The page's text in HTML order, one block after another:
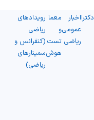
دکترااخبار
عمومی
ریاضی
معما
و
تست
هوش
رویدادهای
ریاضی
(کنفرانس و
سمینارهای
ریاضی)